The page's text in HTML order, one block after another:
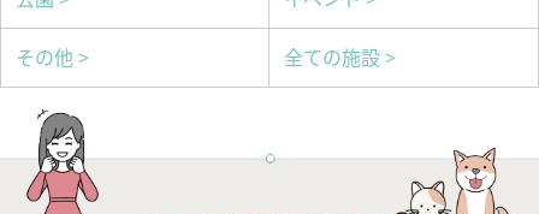
その他 > 全ての施設 >